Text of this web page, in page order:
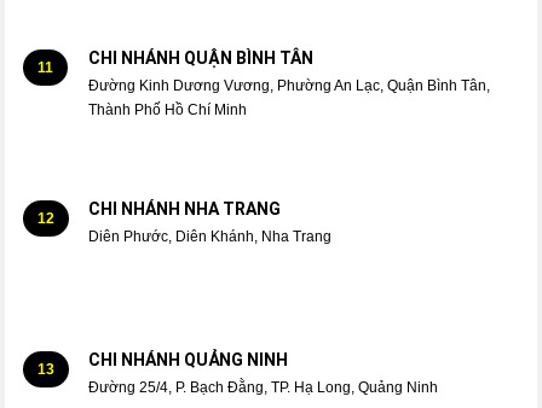
11 CHI NHÁNH QUẬN BÌNH TÂN
Đường Kinh Dương Vương, Phường An Lạc, Quận Bình Tân,
Thành Phố Hồ Chí Minh
12 CHI NHÁNH NHA TRANG
Diên Phước, Diên Khánh, Nha Trang
13 CHI NHÁNH QUẢNG NINH
Đường 25/4, P. Bạch Đằng, TP. Hạ Long, Quảng Ninh